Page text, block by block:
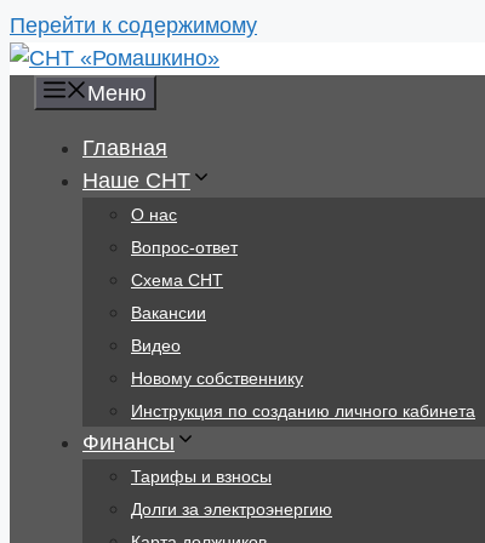
Перейти к содержимому
Меню
Главная
Наше СНТ
О нас
Вопрос-ответ
Схема СНТ
Вакансии
Видео
Новому собственнику
Инструкция по созданию личного кабинета
Финансы
Тарифы и взносы
Долги за электроэнергию